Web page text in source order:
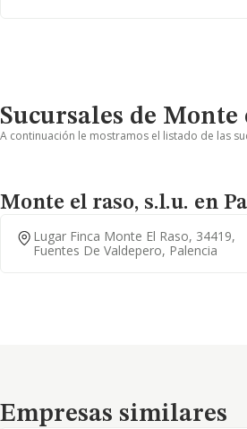
Sucursales de Monte
A continuación le mostramos el listado de las
Monte el raso, s.l.u. en
Lugar Finca Monte El Raso, 34419,
Fuentes De Valdepero, Palencia
Empresas similares
Empresas similares